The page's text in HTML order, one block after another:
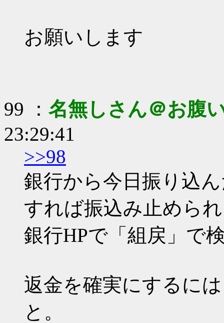
お願いします
99 ： 名無しさん＠お腹
23:29:41
>>98
銀行から今日振り込
すれば振込み止めら
銀行HPで「組戻」で
返金を確実にするに
と。